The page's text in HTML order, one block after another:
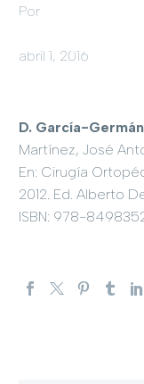
Por
abril 1, 2016
D. García-
Martínez, José
En: Cirugía
2012. Ed. Alberto
ISBN: 978-